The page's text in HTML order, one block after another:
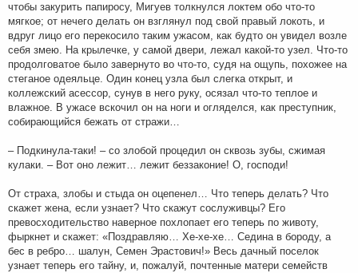
чтобы закурить папиросу, Мигуев толкнулся локтем обо что-то
мягкое; от нечего делать он взглянул под свой правый локоть, и
вдруг лицо его перекосило таким ужасом, как будто он увидел возле
себя змею. На крылечке, у самой двери, лежал какой-то узел. Что-то
продолговатое было завернуто во что-то, судя на ощупь, похожее на
стеганое одеяльце. Один конец узла был слегка открыт, и
коллежский асессор, сунув в него руку, осязал что-то теплое и
влажное. В ужасе вскочил он на ноги и огляделся, как преступник,
собирающийся бежать от стражи…
– Подкинула-таки! – со злобой процедил он сквозь зубы, сжимая
кулаки. – Вот оно лежит… лежит беззаконие! О, господи!
От страха, злобы и стыда он оцепенел… Что теперь делать? Что
скажет жена, если узнает? Что скажут сослуживцы? Его
превосходительство наверное похлопает его теперь по животу,
фыркнет и скажет: «Поздравляю… Хе-хе-хе… Седина в бороду, а
бес в ребро… шалун, Семен Эрастович!» Весь дачный поселок
узнает теперь его тайну, и, пожалуй, почтенные матери семейств